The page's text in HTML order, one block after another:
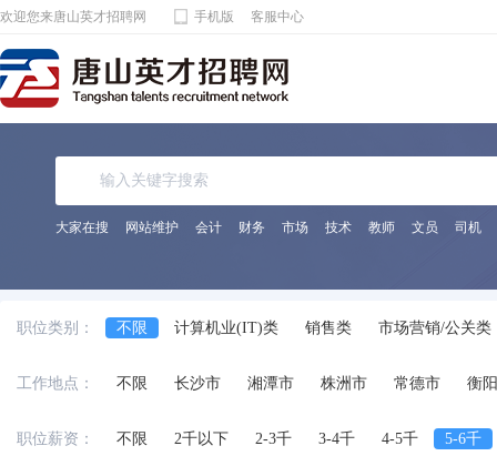
欢迎您来唐山英才招聘网 手机版 客服中心
大家在搜 网站维护 会计 财务 市场 技术 教师 文员 司机
职位类别： 不限 计算机业(IT)类 销售类
市场营销/公关类
化工/制药类
能源动力类
宾馆饭店/餐饮旅游类
法律专业人员类
影视/摄影专业类
编辑/发行类
工作地点： 不限 长沙市 湘潭市 株洲市 常德市 衡
职位薪资： 不限 2千以下 2-3千 3-4千 4-5千 5-6千